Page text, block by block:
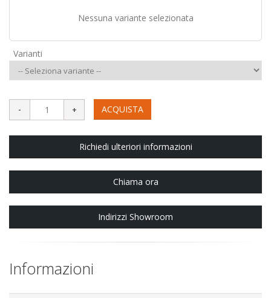
Nessuna variante selezionata
Varianti
ACQUISTA
Richiedi ulteriori informazioni
Chiama ora
Indirizzi Showroom
Informazioni